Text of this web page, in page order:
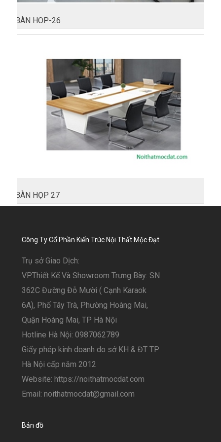
BÀN HOP-26
BÀN HỌP 27
Công Ty Cổ Phần Kiến Trúc Nội Thất Mộc Đạt
Trụ sở Giao Dịch:
VP.Thiết Kế Và Showroom Trưng Bày: SN
362C Đường Đỗ Mười ( Cạnh Karaok
6A), Phố Tây Trà, Phường Hoàng Mai,
Quận Hoàng Mai, TP Hà Nội
Hotline Hà Nội: 0987062789
Giấy phép kinh doanh do sở KH & ĐT TP
Hà Nội cấp năm 2012
Website: https://noithatmocdat.com
Email: noithatmocdat@gmail.com
Bản đồ